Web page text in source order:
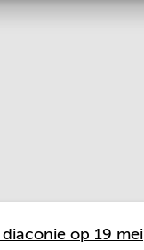
op 19 mei